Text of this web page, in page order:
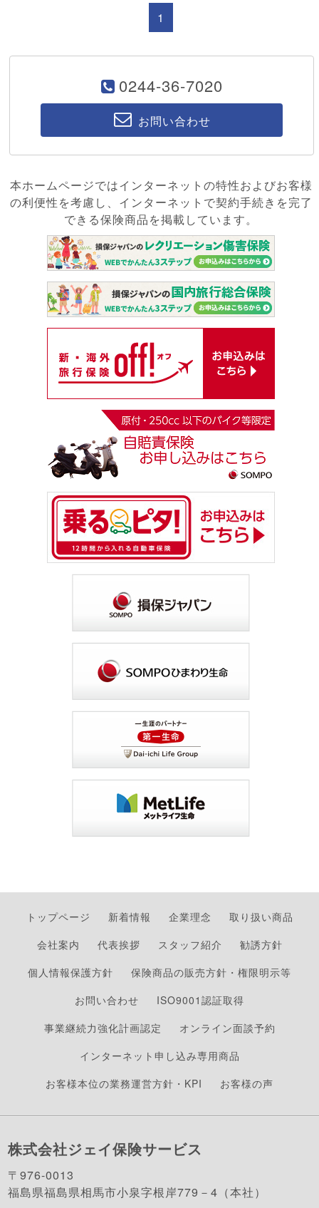
1
0244-36-7020
お問い合わせ
本ホームページではインターネットの特性およびお客様
の利便性を考慮し、インターネットで契約手続きを完了
できる保険商品を掲載しています。
トップページ 新着情報 企業理念
取り扱い商品
会社案内
代表挨拶 スタッフ紹介
勧誘方針
個人情報保護方針
保険商品の販売方針・権限明示等
お問い合わせ
ISO9001認証取得
事業継続力強化計画認定
オンライン面談予約
インターネット申し込み専用商品
お客様本位の業務運営方針・KPI
お客様の声
株式会社ジェイ保険サービス
〒976-0013
福島県福島県相馬市小泉字根岸779－4（本社）